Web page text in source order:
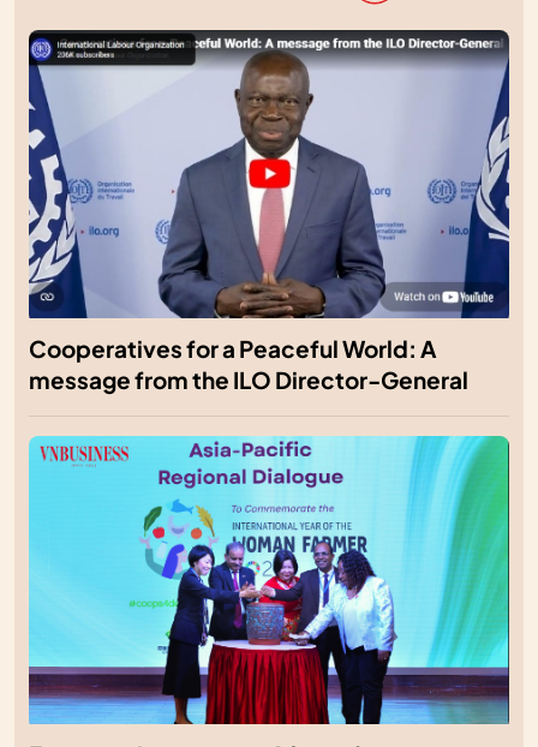
Cooperatives for a Peaceful World: A
message from the ILO Director-General